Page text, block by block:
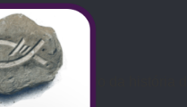
um capítulo da